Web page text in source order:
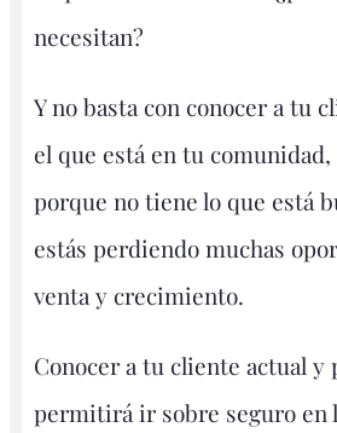
necesitan?
Y no basta con conocer a tu
el que está en tu
porque no tiene lo que está
estás perdiendo muchas
venta y crecimiento.
Conocer a tu cliente actual y
permitirá ir sobre seguro en